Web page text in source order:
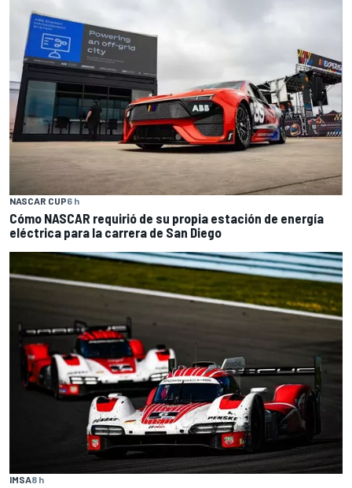
NASCAR CUP6 h
Cómo NASCAR requirió de su propia estación de energía
eléctrica para la carrera de San Diego
IMSA8 h